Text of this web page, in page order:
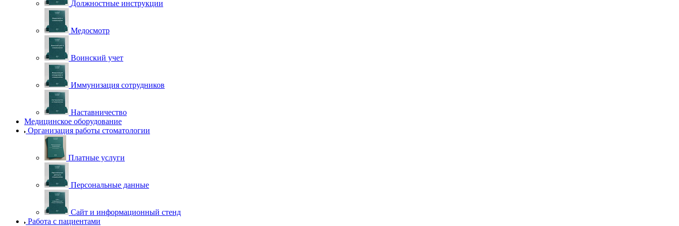
Должностные инструкции
Медосмотр
Воинский учет
Иммунизация сотрудников
Наставничество
Медицинское оборудование
Организация работы стоматологии
Платные услуги
Персональные данные
Сайт и информационный стенд
Работа с пациентами